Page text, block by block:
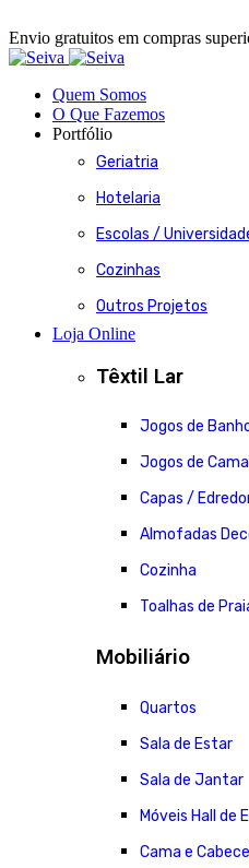
Envio gratuitos em compras
Quem Somos
O Que Fazemos
Portfólio
Geriatria
Hotelaria
Escolas /
Cozinhas
Outros Projetos
Loja Online
Têxtil Lar
Jogos de
Jogos de Cama
Capas /
Almofadas
Cozinha
Toalhas de
Mobiliário
Quartos
Sala de Estar
Sala de Jantar
Móveis Hall de
Cama e